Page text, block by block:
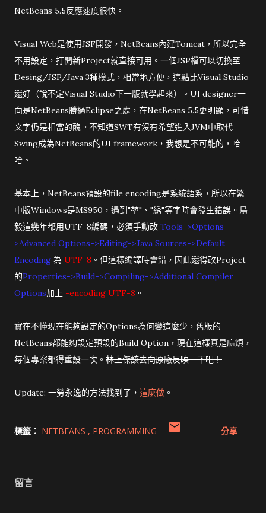
NetBeans 5.5反應速度很快。
Visual Web是使用JSF開發，NetBeans內建Tomcat，所以完全
不用設定，打開新Project就直接可用。一個JSP檔可以切換至
Desing/JSP/Java 3種模式，相當地方便，這點比Visual Studio
還好（說不定Visual Studio下一版就學起來）。UI designer一
向是NetBeans勝過Eclipse之處，在NetBeans 5.5更明顯，可惜
文字仍是相當的醜。不知道SWT有沒有希望進入JVM中取代
Swing成為NetBeans的UI framework，我想是不可能的，哈
哈。
基本上，NetBeans預設的file encoding是系統語系，所以在繁
中版Windows是MS950，遇到"堃"、"綉"等字時會發生錯誤。鳥
毅這幾年都用UTF-8編碼，必須手動改 Tools->Options-
>Advanced Options->Editing->Java Sources->Default
Encoding 為 UTF-8 。但這樣編譯時會錯，因此還得改Project
的Properties->Build->Compiling->Additional Compiler
Options加上 -encoding UTF-8 。
實在不懂現在能夠設定的Options為何變這麼少，舊版的
NetBeans都能夠設定預設的Build Option，現在這樣真是麻煩，
每個專案都得重設一次。 林上傑該去向原廠反映一下吧！
Update: 一勞永逸的方法找到了， 這麼做 。
標籤： NETBEANS PROGRAMMING 分享
留言